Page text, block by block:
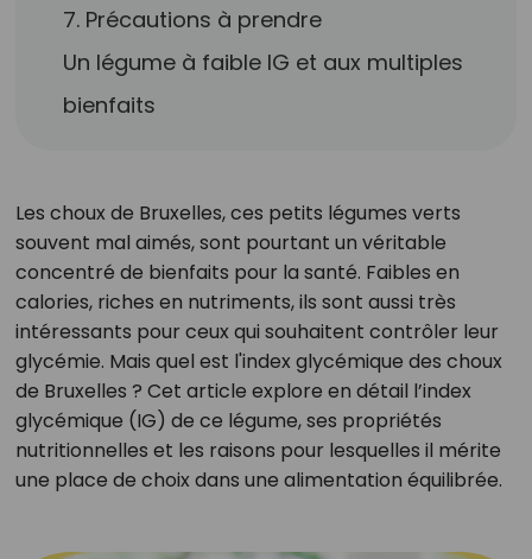
7. Précautions à prendre
Un légume à faible IG et aux multiples
bienfaits
Les choux de Bruxelles, ces petits légumes verts
souvent mal aimés, sont pourtant un véritable
concentré de bienfaits pour la santé. Faibles en
calories, riches en nutriments, ils sont aussi très
intéressants pour ceux qui souhaitent contrôler leur
glycémie. Mais quel est l'index glycémique des choux
de Bruxelles ? Cet article explore en détail l’index
glycémique (IG) de ce légume, ses propriétés
nutritionnelles et les raisons pour lesquelles il mérite
une place de choix dans une alimentation équilibrée.